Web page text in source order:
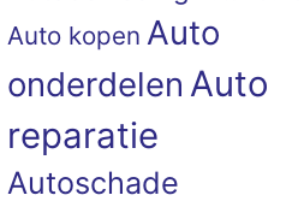
Auto kopen Auto
onderdelen Auto
reparatie
Autoschade